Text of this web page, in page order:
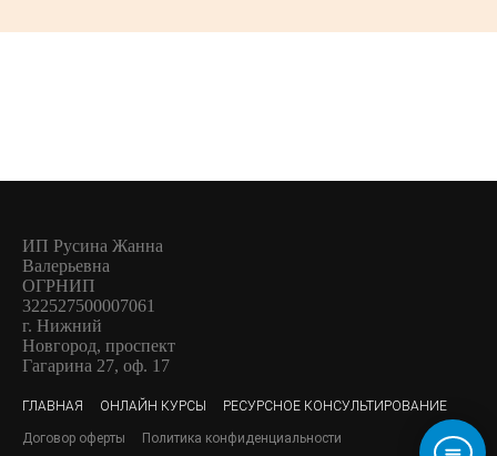
ИП Русина Жанна
Валерьевна
ОГРНИП
322527500007061
г. Нижний
Новгород, проспект
Гагарина 27, оф. 17
ГЛАВНАЯ ОНЛАЙН КУРСЫ РЕСУРСНОЕ КОНСУЛЬТИРОВАНИЕ
Договор оферты Политика конфиденциальности